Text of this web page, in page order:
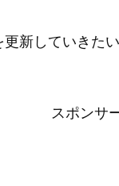
新していきた
スポンサ